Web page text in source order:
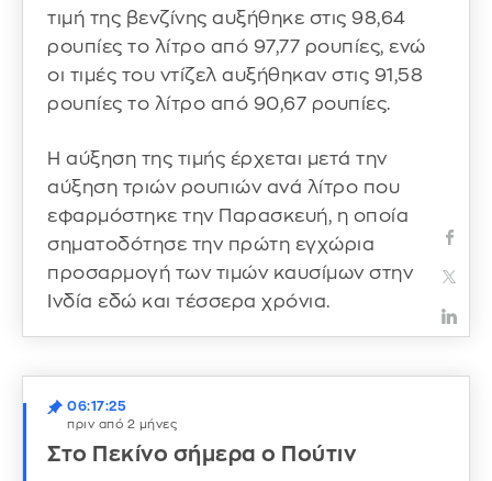
τιμή της βενζίνης αυξήθηκε στις 98,64
ρουπίες το λίτρο από 97,77 ρουπίες, ενώ
οι τιμές του ντίζελ αυξήθηκαν στις 91,58
ρουπίες το λίτρο από 90,67 ρουπίες.
Η αύξηση της τιμής έρχεται μετά την
αύξηση τριών ρουπιών ανά λίτρο που
εφαρμόστηκε την Παρασκευή, η οποία
σηματοδότησε την πρώτη εγχώρια
προσαρμογή των τιμών καυσίμων στην
Ινδία εδώ και τέσσερα χρόνια.
06:17:25
πριν από 2 μήνες
Στο Πεκίνο σήμερα ο Πούτιν